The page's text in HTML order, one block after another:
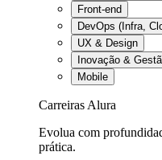
Front-end
DevOps (Infra,
UX & Design
Inovação &
Mobile
Carreiras Alura
Evolua com
prática.